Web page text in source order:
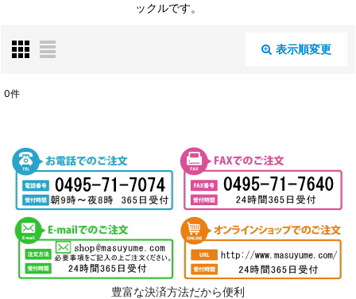
ックルです。
表示順変更
並び順:
絞り込む
0件
豊富な決済方法だから便利